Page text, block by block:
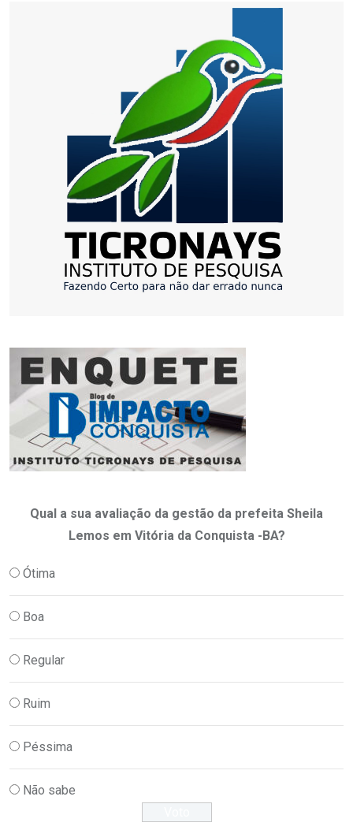
Qual a sua avaliação da gestão da prefeita Sheila
Lemos em Vitória da Conquista -BA?
Ótima
Boa
Regular
Ruim
Péssima
Não sabe